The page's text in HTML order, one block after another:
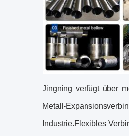
Jingning verfügt über
Metall-
Industrie.Flexibles